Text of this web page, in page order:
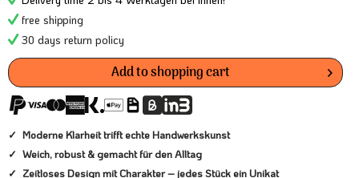
free shipping
30 days return policy
Add toshopping cart
Moderne Klarheit trifft echte Handwerkskunst
Weich, robust & gemacht für den Alltag
Zeitloses Design mit Charakter – jedes Stück ein Unikat